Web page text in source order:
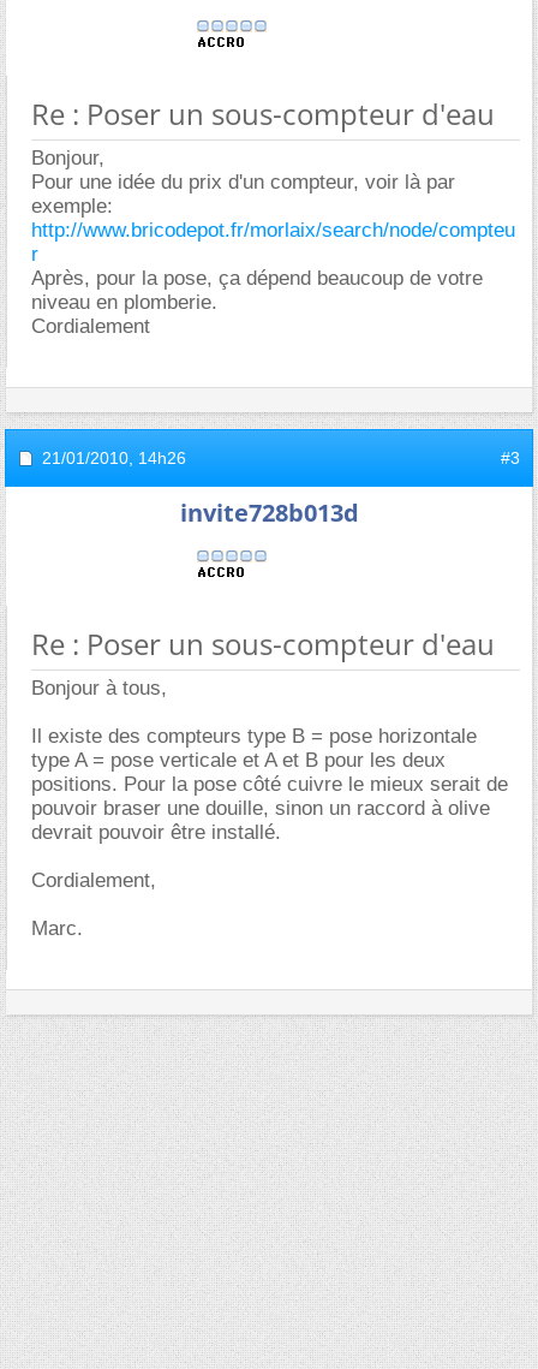
Re : Poser un sous-compteur d'eau
Bonjour,
Pour une idée du prix d'un compteur, voir là par
exemple:
http://www.bricodepot.fr/morlaix/search/node/compteu
r
Après, pour la pose, ça dépend beaucoup de votre
niveau en plomberie.
Cordialement
21/01/2010, 14h26 #3
invite728b013d
Re : Poser un sous-compteur d'eau
Bonjour à tous,
Il existe des compteurs type B = pose horizontale
type A = pose verticale et A et B pour les deux
positions. Pour la pose côté cuivre le mieux serait de
pouvoir braser une douille, sinon un raccord à olive
devrait pouvoir être installé.
Cordialement,
Marc.